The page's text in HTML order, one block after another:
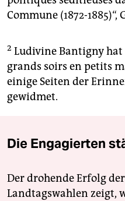
Commune (1872-1885)“,
2 Ludivine Bantigny hat
grands soirs en petits
einige Seiten der
gewidmet.
Die Engagierten
Der drohende Erfolg
Landtagswahlen zeigt,